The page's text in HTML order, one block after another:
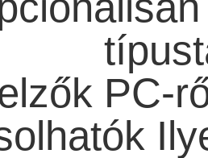
PC-